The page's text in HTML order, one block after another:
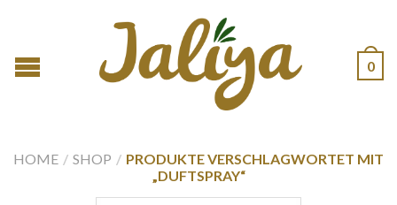
0
HOME / SHOP / PRODUKTE VERSCHLAGWORTET MIT
„DUFTSPRAY“